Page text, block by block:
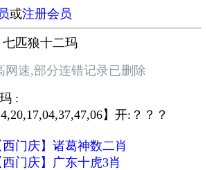
或注册会员
匹狼十二玛
网速,部分连错记录已删除
:
】开:？？？
西门庆】诸葛神数二肖
西门庆】广东十虎3肖